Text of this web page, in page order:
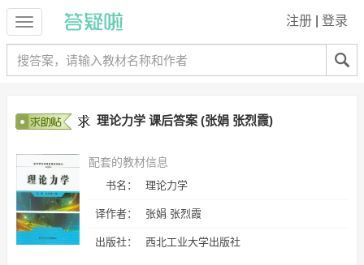
注册 登录
理论力学 课后答案 (张娟 张烈霞)
配套的教材信息
书名： 理论力学
译作者： 张娟 张烈霞
出版社： 西北工业大学出版社